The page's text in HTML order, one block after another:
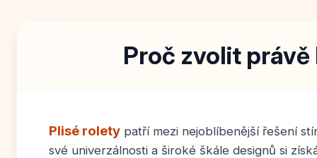
Proč zvolit
Plisé roletypatří mezi nejoblíbenější řešení
své univerzálnosti a široké škále designů si